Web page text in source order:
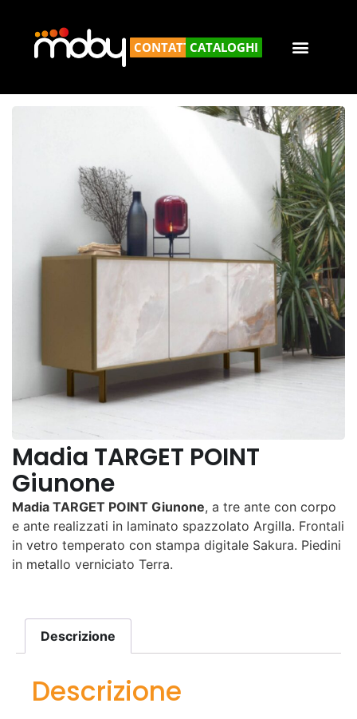
CONTATTACICATALOGHI
Madia TARGET POINT
Giunone
Madia TARGET POINT Giunone, a tre ante con corpo
e ante realizzati in laminato spazzolato Argilla. Frontali
in vetro temperato con stampa digitale Sakura. Piedini
in metallo verniciato Terra.
Descrizione
Descrizione